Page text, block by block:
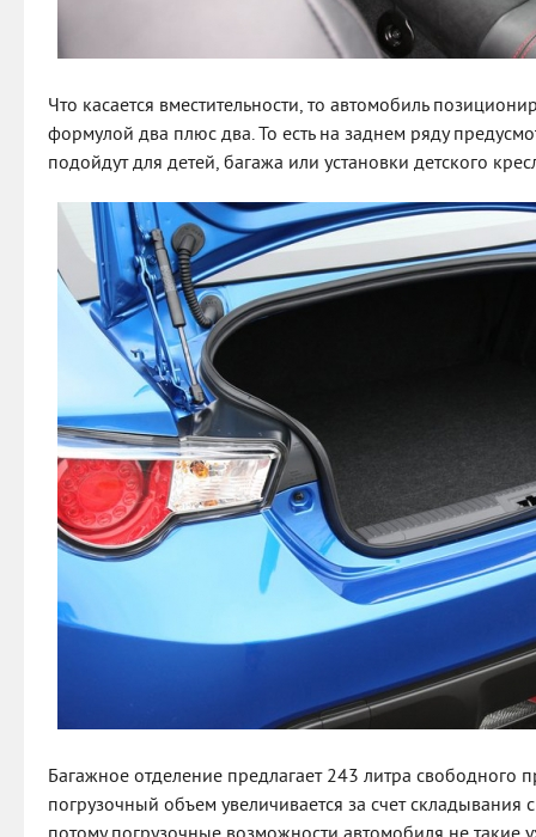
Что касается вместительности, то автомобиль
формулой два плюс два. То есть на заднем ряду
подойдут для детей, багажа или установки детского
Багажное отделение предлагает 243 литра свободного
погрузочный объем увеличивается за счет складывания